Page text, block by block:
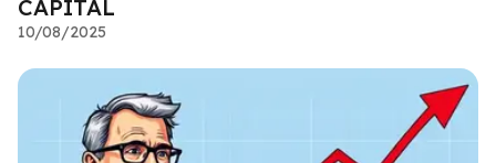
CAPITAL
10/08/2025